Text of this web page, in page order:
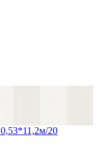
20